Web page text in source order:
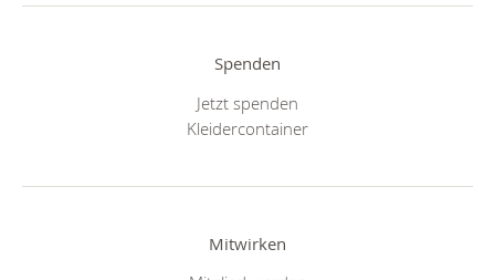
Spenden
Jetzt spenden
Kleidercontainer
Mitwirken